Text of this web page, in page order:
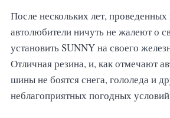
После нескольких лет, проведенных
автолюбители ничуть не жалеют о
установить SUNNY на своего
Отличная резина, и, как отмечают
шины не боятся снега, гололеда и
неблагоприятных погодных